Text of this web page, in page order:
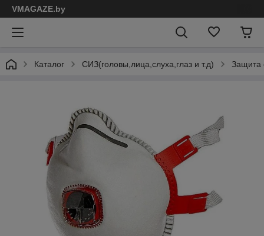
VMAGAZE.by
Каталог СИЗ(головы,лица,слуха,глаз и т.д) Защита